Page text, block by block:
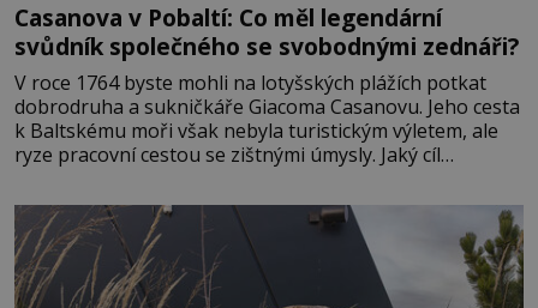
Casanova v Pobaltí: Co měl legendární
svůdník společného se svobodnými zednáři?
V roce 1764 byste mohli na lotyšských plážích potkat
dobrodruha a sukničkáře Giacoma Casanovu. Jeho cesta
k Baltskému moři však nebyla turistickým výletem, ale
ryze pracovní cestou se zištnými úmysly. Jaký cíl
lotyšské Rigy? Casanova v Pobaltí kontaktoval tamní
zednářské lóže. Nebyl v této oblasti žádným nováčkem,
protože do zednářské